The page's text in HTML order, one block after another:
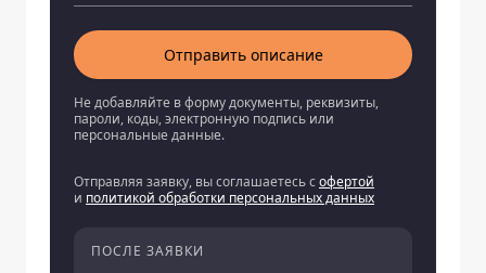
Отправить описание
Не добавляйте в форму документы, реквизиты,
пароли, коды, электронную подпись или
персональные данные.
Отправляя заявку, вы соглашаетесь софертой
и политикой обработки персональных данных
ПОСЛЕ ЗАЯВКИ